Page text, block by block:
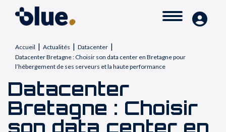
Accueil | Actualités | Datacenter |
Datacenter Bretagne : Choisir son data center en Bretagne pour
l’hébergement de ses serveurs et la haute performance
Datacenter
Bretagne : Choisir
son data center en